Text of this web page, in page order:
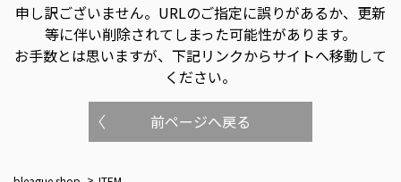
申し訳ございません。 URLのご指定に誤りがあるか、更新
等に伴い削除されてしまった可能性があります。
お手数とは思いますが、下記リンクからサイトへ移動して
ください。
前ページへ戻る